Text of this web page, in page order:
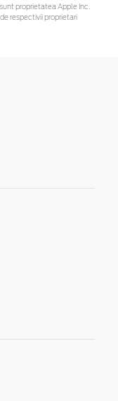
proprietatea Apple Inc.
respectivii proprietari